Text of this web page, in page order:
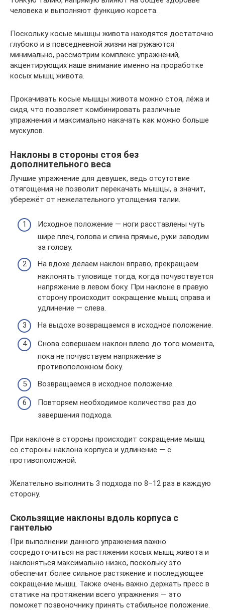
человека и выполняют функцию корсета.
Поскольку косые мышцы живота находятся достаточно
глубоко и в повседневной жизни нагружаются
минимально, рассмотрим комплекс упражнений,
акцентирующих наше внимание именно на проработке
косых мышц живота.
Прокачивать косые мышцы живота можно стоя, лёжа и
сидя, что позволяет комбинировать различные
упражнения и максимально накачать как можно больше
мускулов.
Наклоны в стороны стоя без
дополнительного веса
Лучшие упражнение для девушек, ведь отсутствие
отягощения не позволит перекачать мышцы, а значит,
убережёт от нежелательного утолщения талии.
Исходное положение — ноги расставлены чуть
шире плеч, голова и спина прямые, руки заводим
за голову.
На вдохе делаем наклон вправо, прекращаем
наклонять туловище тогда, когда почувствуется
напряжение в левом боку. При наклоне в правую
сторону происходит сокращение мышц справа и
удлинение — слева.
На выдохе возвращаемся в исходное положение.
Снова совершаем наклон влево до того момента,
пока не почувствуем напряжение в
противоположном боку.
Возвращаемся в исходное положение.
Повторяем необходимое количество раз до
завершения подхода.
При наклоне в стороны происходит сокращение мышц
со стороны наклона корпуса и удлинение — с
противоположной.
Желательно выполнить 3 подхода по 8–12 раз в каждую
сторону.
Скользящие наклоны вдоль корпуса с
гантелью
При выполнении данного упражнения важно
сосредоточиться на растяжении косых мышц живота и
наклоняться максимально низко, поскольку это
обеспечит более сильное растяжение и последующее
сокращение мышц. Также очень важно держать пресс в
статике на протяжении всего упражнения — это
поможет позвоночнику принять стабильное положение.